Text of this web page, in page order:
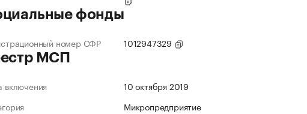
фонды
номер СФР 1012947329
МСП
включения
10 октября 2019
Микропредприятие